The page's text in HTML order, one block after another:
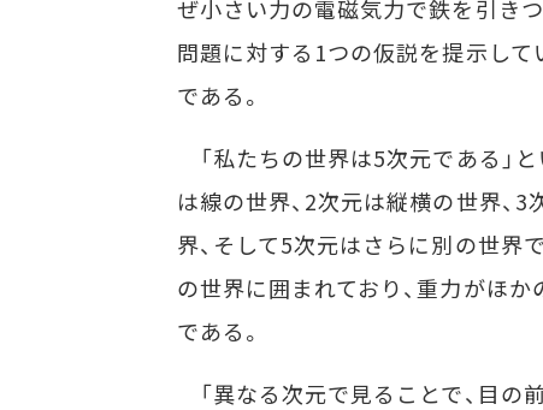
ぜ小さい力の電磁気力で鉄を引き
問題に対する1つの仮説を提示し
である。
「私たちの世界は5次元である」
は線の世界、2次元は縦横の世界、
界、そして5次元はさらに別の世界
の世界に囲まれており、重力がほ
である。
「異なる次元で見ることで、目の